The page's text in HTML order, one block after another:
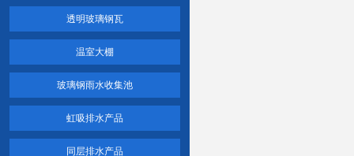
透明玻璃钢瓦
温室大棚
玻璃钢雨水收集池
虹吸排水产品
同层排水产品